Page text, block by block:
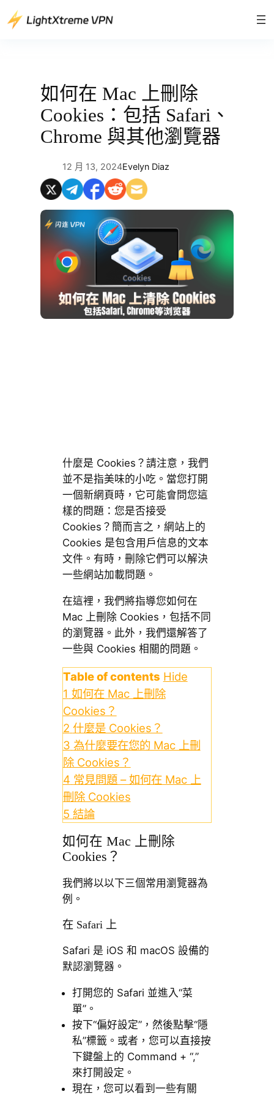
至
如何在 Mac 上刪除
Cookies：包括 Safari、
Chrome 與其他瀏覽器
12 月 13, 2024Evelyn Diaz
什麼是 Cookies？請注意，我們
並不是指美味的小吃。當您打開
一個新網頁時，它可能會問您這
樣的問題：您是否接受
Cookies？簡而言之，網站上的
Cookies 是包含用戶信息的文本
文件。有時，刪除它們可以解決
一些網站加載問題。
在這裡，我們將指導您如何在
Mac 上刪除 Cookies，包括不同
的瀏覽器。此外，我們還解答了
一些與 Cookies 相關的問題。
Table of contents Hide
1 如何在 Mac 上刪除
Cookies？
2 什麼是 Cookies？
3 為什麼要在您的 Mac 上刪
除 Cookies？
4 常見問題 – 如何在 Mac 上
刪除 Cookies
5 結論
如何在 Mac 上刪除
Cookies？
我們將以以下三個常用瀏覽器為
例。
在 Safari 上
Safari 是 iOS 和 macOS 設備的
默認瀏覽器。
打開您的 Safari 並進入“菜
單”。
按下“偏好設定”，然後點擊“隱
私”標籤。或者，您可以直接按
下鍵盤上的 Command + “,”
來打開設定。
現在，您可以看到一些有關